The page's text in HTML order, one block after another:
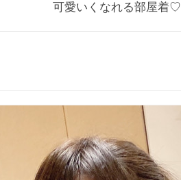
可愛いくなれる部屋着♡